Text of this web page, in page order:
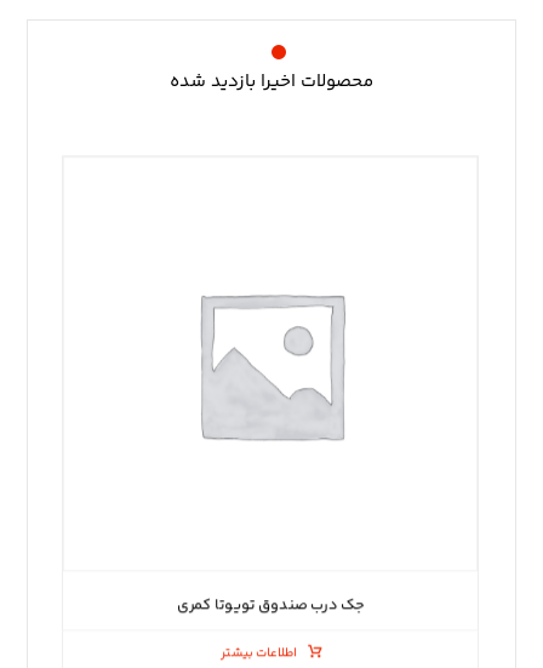
محصولات اخیرا بازدید شده
جک درب صندوق تویوتا کمری
اطلاعات بیشتر